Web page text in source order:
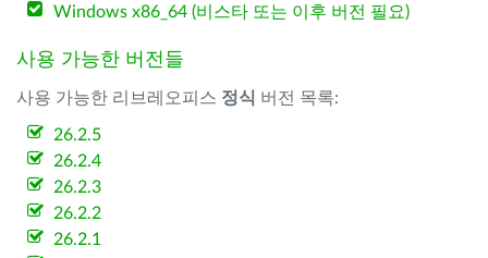
Windows x86_64 (비스타 또는 이후 버전 필요)
사용 가능한 버전들
사용 가능한 리브레오피스 정식 버전 목록:
26.2.5
26.2.4
26.2.3
26.2.2
26.2.1